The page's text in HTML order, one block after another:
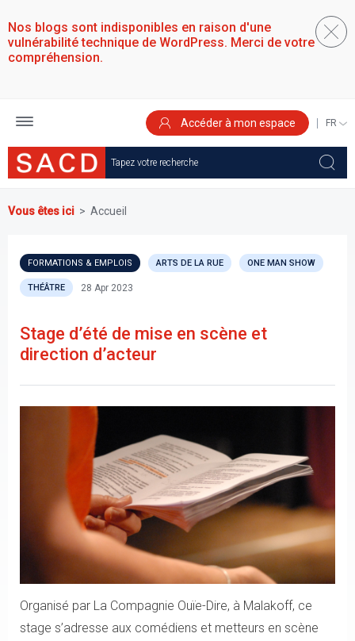
au
contenu
principal
Nos blogs sont indisponibles en raison d'une
vulnérabilité technique de WordPress. Merci de votre
compréhension.
Accéder à mon espace
YOUR
Vous êtes ici Accueil
FORMATIONS & EMPLOIS ARTS DE LA RUE ONE MAN SHOW
THÉÂTRE 28 Apr 2023
Stage d’été de mise en scène et
direction d’acteur
Organisé par La Compagnie Ouïe-Dire, à Malakoff, ce
stage s’adresse aux comédiens et metteurs en scène